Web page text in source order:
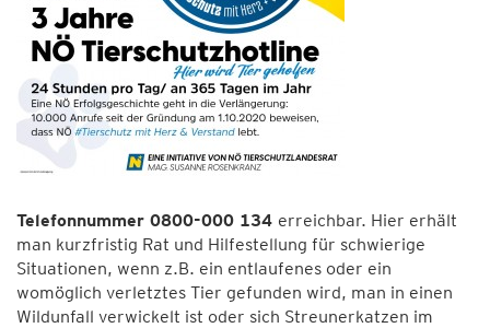
Telefonnummer 0800-000 134 erreichbar. Hier erhält
man kurzfristig Rat und Hilfestellung für schwierige
Situationen, wenn z.B. ein entlaufenes oder ein
womöglich verletztes Tier gefunden wird, man in einen
Wildunfall verwickelt ist oder sich Streunerkatzen im